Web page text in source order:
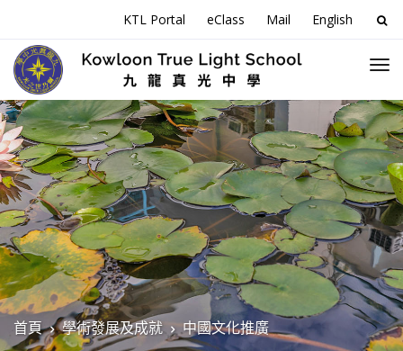
KTL Portal eClass Mail English
搜
尋
關
於
首頁 學術發展及成就 中國文化推廣